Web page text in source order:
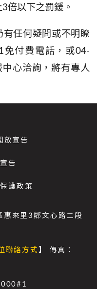
3倍以下之罰鍰。
任何疑問或不明瞭
免付費電話，或04-
心洽詢，將有專人
放宣告
告
護政策
來里3鄰文心路二段
聯絡方式 】 傳真：